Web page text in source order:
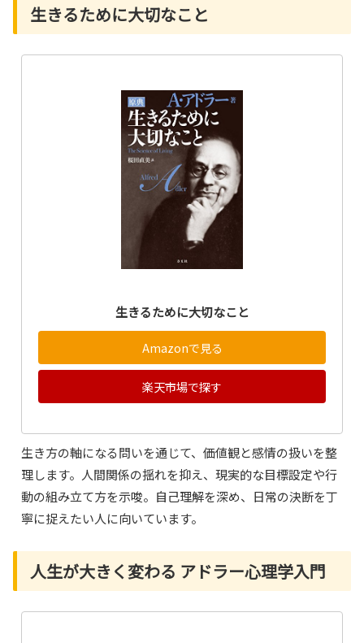
生きるために大切なこと
生きるために大切なこと
Amazonで見る
楽天市場で探す
生き方の軸になる問いを通じて、価値観と感情の扱いを整
理します。人間関係の揺れを抑え、現実的な目標設定や行
動の組み立て方を示唆。自己理解を深め、日常の決断を丁
寧に捉えたい人に向いています。
人生が大きく変わる アドラー心理学入門